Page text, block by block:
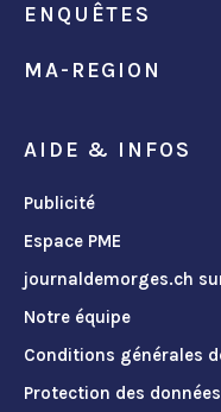
ENQUÊTES
MA-REGION
AIDE & INFOS
Publicité
Espace PME
journaldemorges.ch
Notre équipe
Conditions générales
Protection des données